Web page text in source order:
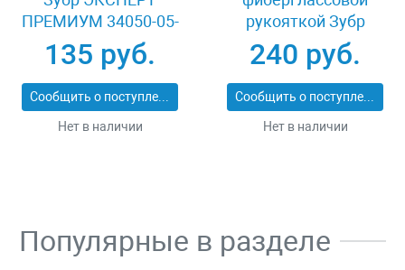
ПРЕМИУМ 34050-05-
25_z01
135 руб.
Сообщить о поступлении
Нет в наличии
рукояткой Зубр
ЭКСПЕРТ 2053-
60_z01
240 руб.
Сообщить о поступлении
Нет в наличии
Популярные в разделе